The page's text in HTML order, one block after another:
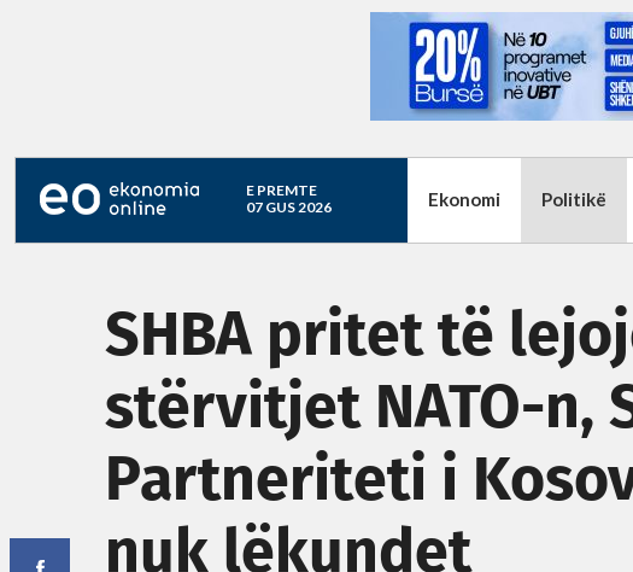
E PREMTE
07 GUS 2026
Ekonomi Politikë
SHBA pritet të
stërvitjet NATO-n,
Partneriteti i
nuk lëkundet